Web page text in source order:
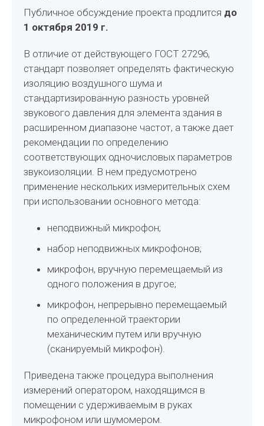
Публичное обсуждение проекта продлится до
1 октября 2019 г.
В отличие от действующего ГОСТ 27296,
стандарт позволяет определять фактическую
изоляцию воздушного шума и
стандартизированную разность уровней
звукового давления для элемента здания в
расширенном диапазоне частот, а также дает
рекомендации по определению
соответствующих одночисловых параметров
звукоизоляции. В нем предусмотрено
применение нескольких измерительных схем
при использовании основного метода:
неподвижный микрофон;
набор неподвижных микрофонов;
микрофон, вручную перемещаемый из
одного положения в другое;
микрофон, непрерывно перемещаемый
по определенной траектории
механическим путем или вручную
(сканируемый микрофон).
Приведена также процедура выполнения
измерений оператором, находящимся в
помещении с удерживаемым в руках
микрофоном или шумомером.